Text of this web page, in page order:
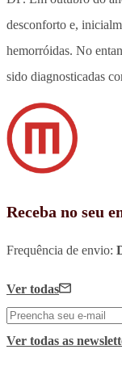
desconforto e,
hemorróidas. No
sido diagnosticadas
Receba no seu
Frequência de envio:
Ver todas
Ver todas as